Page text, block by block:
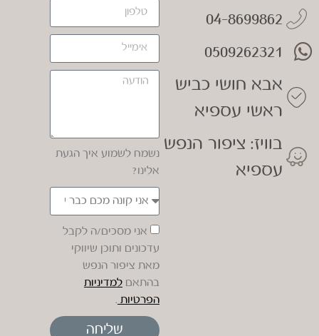
04-8699862
0509262321
אבא חושי כביש
ראשי עספיא
בוויז: ציפור הנפש
עספיא
נשמח לשמוע איך הגעת
אלינו?
אני מסכים/ה לקבל
עדכונים ותוכן שיווקי
מאת ציפור הנפש
בהתאם למדיניות
הפרטיות .
שליחה